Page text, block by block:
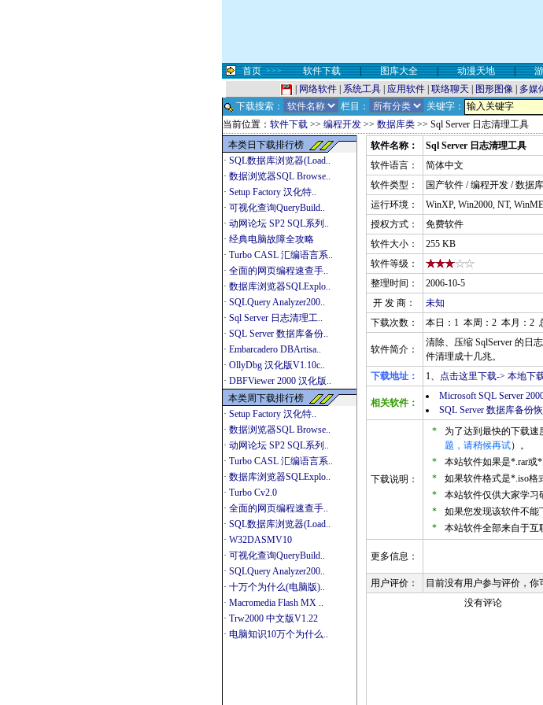
首页 >>> 软件下载 | 图库大全 | 动漫天地 |
网络软件 系统工具 应用软件 联络聊天 图形图像 多媒
下载搜索：
栏目： 关键字：
当前位置： 软件下载 >> 编程开发 >> 数据库类 >> Sql Server 日志清理工具
本类日下载排行榜
· SQL数据库浏览器(Load..
· 数据浏览器SQL Browse..
· Setup Factory 汉化特..
· 可视化查询QueryBuild..
· 动网论坛 SP2 SQL系列..
· 经典电脑故障全攻略
· Turbo CASL 汇编语言系..
· 全面的网页编程速查手..
· 数据库浏览器SQLExplo..
· SQLQuery Analyzer200..
· Sql Server 日志清理工..
· SQL Server 数据库备份..
· Embarcadero DBArtisa..
· OllyDbg 汉化版V1.10c..
· DBFViewer 2000 汉化版..
本类周下载排行榜
· Setup Factory 汉化特..
· 数据浏览器SQL Browse..
· 动网论坛 SP2 SQL系列..
· Turbo CASL 汇编语言系..
· 数据库浏览器SQLExplo..
· Turbo Cv2.0
· 全面的网页编程速查手..
· SQL数据库浏览器(Load..
· W32DASMV10
· 可视化查询QueryBuild..
· SQLQuery Analyzer200..
· 十万个为什么(电脑版)..
· Macromedia Flash MX ..
· Trw2000 中文版V1.22
· 电脑知识10万个为什么..
软件名称：
Sql Server 日志清理工具
软件语言：
简体中文
软件类型：
国产软件 / 编程开发 / 数据
运行环境：
WinXP, Win2000, NT,
授权方式：
免费软件
软件大小：
255 KB
软件等级：
整理时间：
2006-10-5
开 发 商：
未知
下载次数：
本日：1 本周：2 本月：2
软件简介：
清除、压缩 SqlServer 的日
件清理成十几兆。
下载地址：
1、 点击这里下载-> 本地下
相关软件：
Microsoft SQL Server
SQL Server 数据库备份
下载说明：
* 为了达到最快的下载速
题，请稍候再试）。
*
本站软件如果是*.rar或
*
如果软件格式是*.iso格
*
本站软件仅供大家学习
*
如果您发现该软件不能
*
本站软件全部来自于互
更多信息：
用户评价：
目前没有用户参与评价，你
没有评论